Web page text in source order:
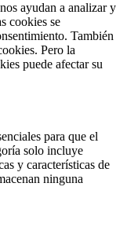
ayudan a analizar y
cookies se
También
Pero la
puede afectar su
para que el
solo incluye
y características de
ninguna